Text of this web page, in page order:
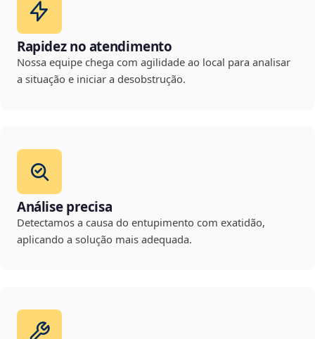
Rapidez no atendimento
Nossa equipe chega com agilidade ao local para analisar
a situação e iniciar a desobstrução.
Análise precisa
Detectamos a causa do entupimento com exatidão,
aplicando a solução mais adequada.